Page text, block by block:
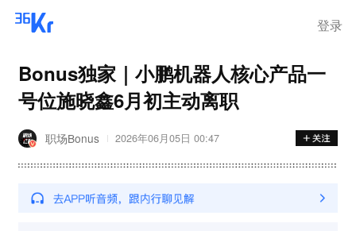
登录
Bonus独家｜小鹏机器人核心产品一
号位施晓鑫6月初主动离职
职场Bonus 2026年06月05日 00:47